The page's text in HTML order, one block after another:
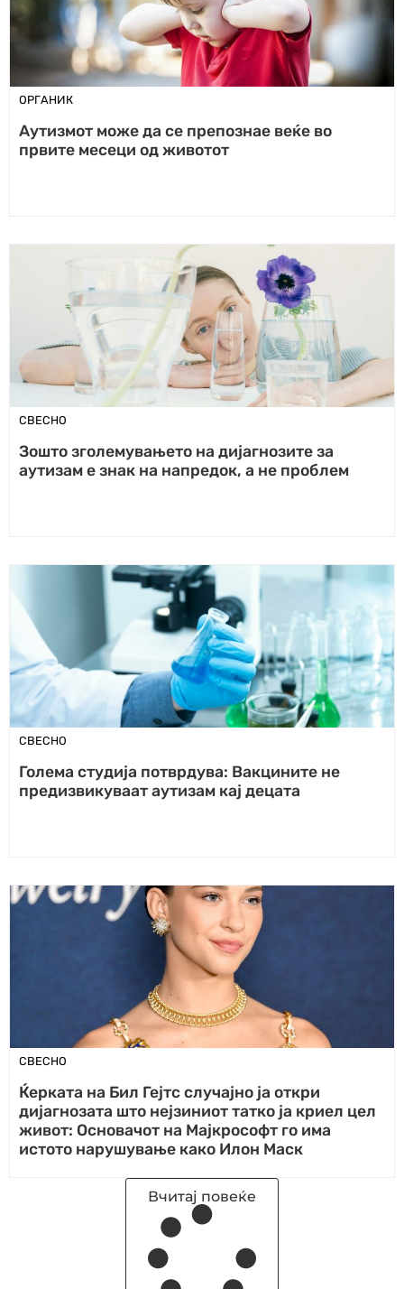
ОРГАНИК
Аутизмот може да се препознае веќе во
првите месеци од животот
СВЕСНО
Зошто зголемувањето на дијагнозите за
аутизам е знак на напредок, а не проблем
СВЕСНО
Голема студија потврдува: Вакцините не
предизвикуваат аутизам кај децата
СВЕСНО
Ќерката на Бил Гејтс случајно ја откри
дијагнозата што нејзиниот татко ја криел цел
живот: Основачот на Мајкрософт го има
истото нарушување како Илон Маск
Вчитај повеќе